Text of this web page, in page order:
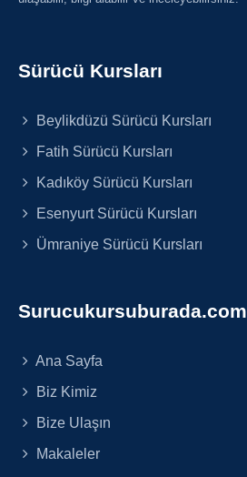
Sürücü Kursları
Beylikdüzü Sürücü Kursları
Fatih Sürücü Kursları
Kadıköy Sürücü Kursları
Esenyurt Sürücü Kursları
Ümraniye Sürücü Kursları
Surucukursuburada.com
Ana Sayfa
Biz Kimiz
Bize Ulaşın
Makaleler